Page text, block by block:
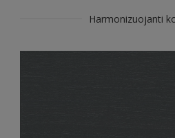
Harmonizuojanti